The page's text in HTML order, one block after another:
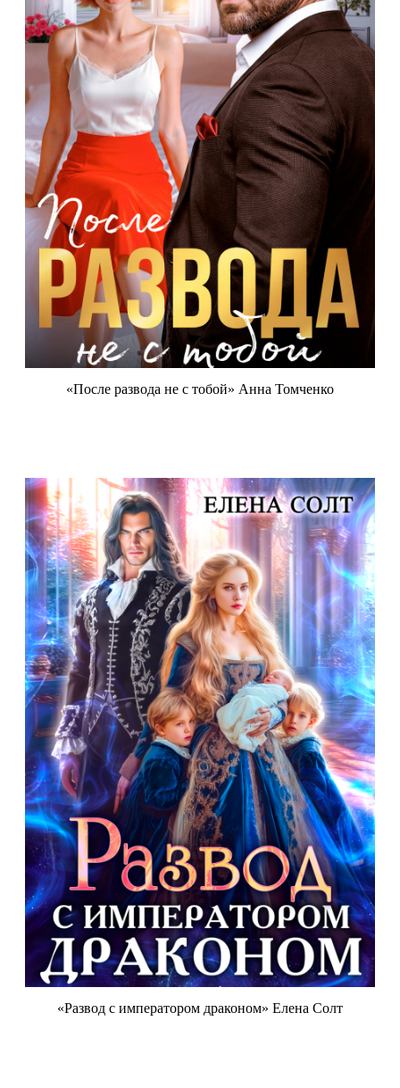
«После развода не с тобой» Анна Томченко
«Развод с императором драконом» Елена Солт